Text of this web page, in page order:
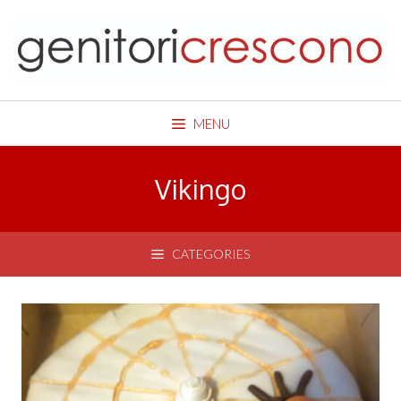
content
MENU
Vikingo
CATEGORIES